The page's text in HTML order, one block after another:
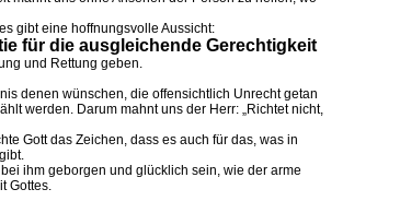
gibt eine hoffnungsvolle Aussicht:
für die ausgleichende Gerechtigkeit
und Rettung geben.
denen wünschen, die offensichtlich Unrecht getan
werden. Darum mahnt uns der Herr: „Richtet nicht,
Gott das Zeichen, dass es auch für das, was in
ihm geborgen und glücklich sein, wie der arme
Gottes.